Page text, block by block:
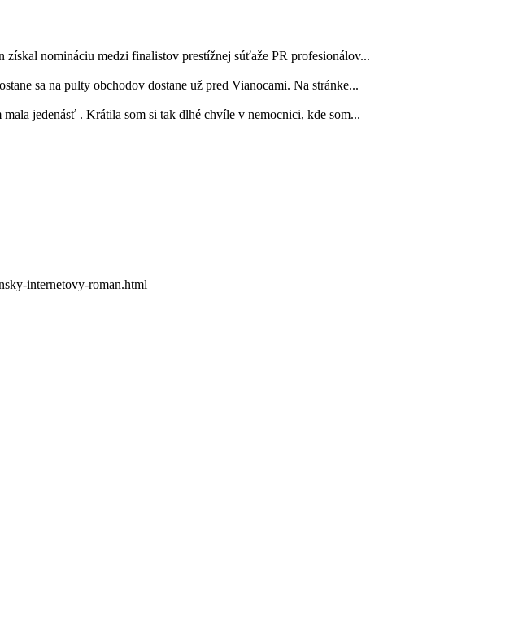
nomináciu medzi finalistov prestížnej súťaže PR profesionálov...
sa na pulty obchodov dostane už pred Vianocami. Na stránke...
jedenásť . Krátila som si tak dlhé chvíle v nemocnici, kde som...
internetovy-roman.html